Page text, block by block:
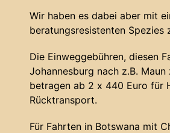
Wir haben es dabei aber mit
beratungsresistenten Spezies
Die Einweggebühren, diesen
Johannesburg nach z.B. Maun
betragen ab 2 x 440 Euro für
Rücktransport.
Für Fahrten in Botswana mit